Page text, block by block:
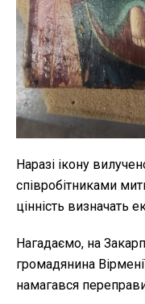
Наразі ікону
співробітниками
цінність визначать
Нагадаємо, на
громадянина
намагався